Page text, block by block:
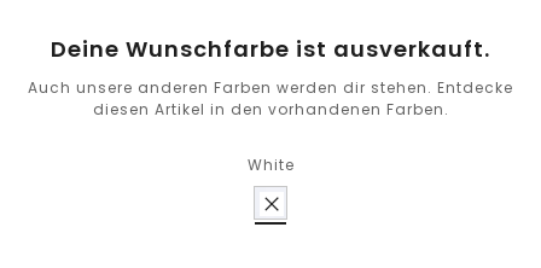
Deine Wunschfarbe ist ausverkauft.
Auch unsere anderen Farben werden dir stehen. Entdecke
diesen Artikel in den vorhandenen Farben.
White